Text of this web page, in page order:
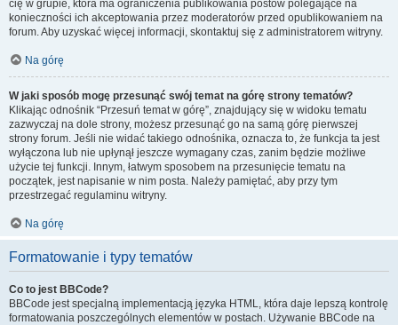
cię w grupie, która ma ograniczenia publikowania postów polegające na
konieczności ich akceptowania przez moderatorów przed opublikowaniem na
forum. Aby uzyskać więcej informacji, skontaktuj się z administratorem witryny.
Na górę
W jaki sposób mogę przesunąć swój temat na górę strony tematów?
Klikając odnośnik “Przesuń temat w górę”, znajdujący się w widoku tematu
zazwyczaj na dole strony, możesz przesunąć go na samą górę pierwszej
strony forum. Jeśli nie widać takiego odnośnika, oznacza to, że funkcja ta jest
wyłączona lub nie upłynął jeszcze wymagany czas, zanim będzie możliwe
użycie tej funkcji. Innym, łatwym sposobem na przesunięcie tematu na
początek, jest napisanie w nim posta. Należy pamiętać, aby przy tym
przestrzegać regulaminu witryny.
Na górę
Formatowanie i typy tematów
Co to jest BBCode?
BBCode jest specjalną implementacją języka HTML, która daje lepszą kontrolę
formatowania poszczególnych elementów w postach. Używanie BBCode na